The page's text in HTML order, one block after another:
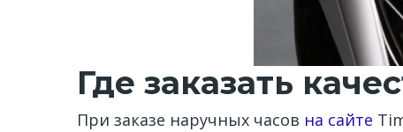
Где заказать
При заказе наручных часов на сайте